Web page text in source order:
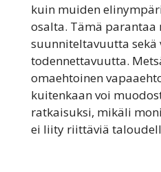
kuin muiden
osalta. Tämä parantaa
suunniteltavuutta
todennettavuutta.
omaehtoinen
kuitenkaan voi
ratkaisuksi, mikäli
ei liity riittäviä